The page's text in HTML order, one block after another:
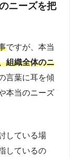
ニーズを把
ですが、本当
組織全体のニ
言葉に耳を傾
本当のニーズ
している場
しているの